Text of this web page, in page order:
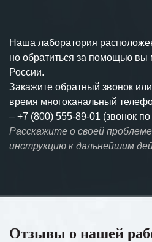
Наша лаборатория
но обратиться за помощью вы
России.
Закажите обратный звонок
время многоканальный
– +7 (800) 555-89-01 (звонок
Расскажите о своей
инструкцию к дальнейшим
Отзывы о нашей